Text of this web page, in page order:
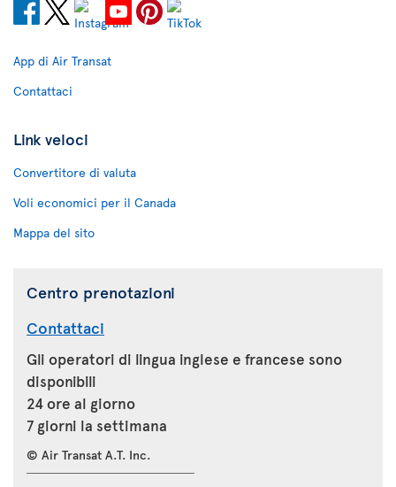
App di Air Transat
Contattaci
Link veloci
Convertitore di valuta
Voli economici per il Canada
Mappa del sito
Centro prenotazioni
Contattaci
Gli operatori di lingua inglese e francese sono
disponibili
24 ore al giorno
7 giorni la settimana
© Air Transat A.T. Inc.